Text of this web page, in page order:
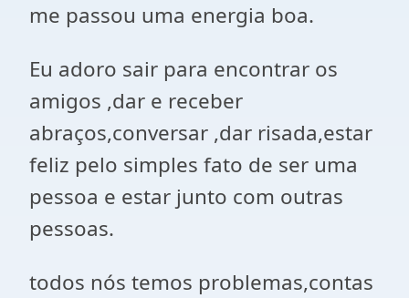
me passou uma energia boa.
Eu adoro sair para encontrar os
amigos ,dar e receber
abraços,conversar ,dar risada,estar
feliz pelo simples fato de ser uma
pessoa e estar junto com outras
pessoas.
todos nós temos problemas,contas